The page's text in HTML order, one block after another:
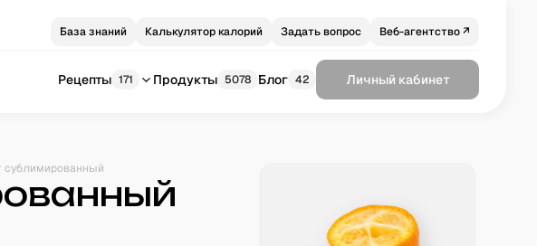
База знаний Калькулятор калорий Задать вопрос Веб-агентство ↗
Рецепты 171 Продукты 5078 Блог 42 Личный кабинет
сублимированный